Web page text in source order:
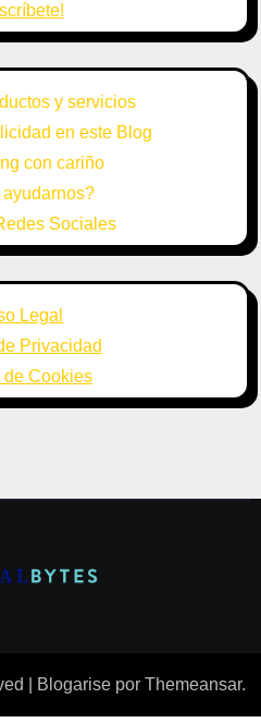
y servicios
en este Blog
con cariño
Sociales
Legal
Privacidad
de Cookies
Blogarise por Themeansar.